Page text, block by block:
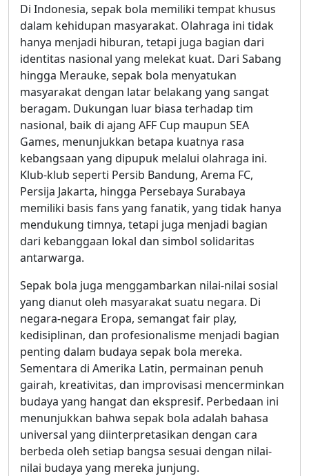
Di Indonesia, sepak bola memiliki tempat khusus
dalam kehidupan masyarakat. Olahraga ini tidak
hanya menjadi hiburan, tetapi juga bagian dari
identitas nasional yang melekat kuat. Dari Sabang
hingga Merauke, sepak bola menyatukan
masyarakat dengan latar belakang yang sangat
beragam. Dukungan luar biasa terhadap tim
nasional, baik di ajang AFF Cup maupun SEA
Games, menunjukkan betapa kuatnya rasa
kebangsaan yang dipupuk melalui olahraga ini.
Klub-klub seperti Persib Bandung, Arema FC,
Persija Jakarta, hingga Persebaya Surabaya
memiliki basis fans yang fanatik, yang tidak hanya
mendukung timnya, tetapi juga menjadi bagian
dari kebanggaan lokal dan simbol solidaritas
antarwarga.
Sepak bola juga menggambarkan nilai-nilai sosial
yang dianut oleh masyarakat suatu negara. Di
negara-negara Eropa, semangat fair play,
kedisiplinan, dan profesionalisme menjadi bagian
penting dalam budaya sepak bola mereka.
Sementara di Amerika Latin, permainan penuh
gairah, kreativitas, dan improvisasi mencerminkan
budaya yang hangat dan ekspresif. Perbedaan ini
menunjukkan bahwa sepak bola adalah bahasa
universal yang diinterpretasikan dengan cara
berbeda oleh setiap bangsa sesuai dengan nilai-
nilai budaya yang mereka junjung.